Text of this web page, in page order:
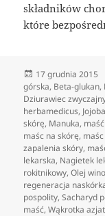
składników
które
Data
publikacji
17 grudnia 2015
górska, Beta-glukan,
Dziurawiec
herbamedicus, Jojoba
skórę, Manuka,
maśc na skórę,
zapalenia skóry,
lekarska, Nagietek
rokitnikowy,Olej
regeneracja
pospolity,Sacharyd
maść,Wąkrotka